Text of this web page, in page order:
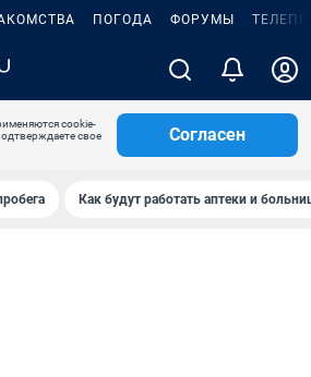
ПОГОДА ФОРУМЫ
cookie-
свое
Согласен
Как будут работать аптеки и